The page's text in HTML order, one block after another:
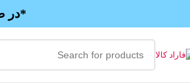
*در